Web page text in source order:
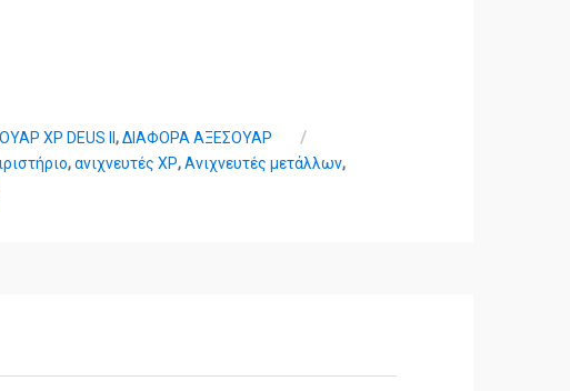
XP DEUS II,ΔΙΑΦΟΡΑ ΑΞΕΣΟΥΑΡ
,ανιχνευτές XP,Ανιχνευτές μετάλλων,